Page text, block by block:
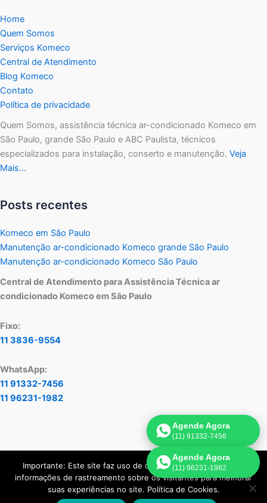
o
k
Home
Quem Somos
Serviços Komeco
Central de Atendimento
Blog Komeco
Contato
Política de privacidade
Quem Somos, assistência técnica ar-condicionado Komeco em
São Paulo, grande São Paulo e ABC Paulista, técnicos
especializados para instalação, conserto e manutenção. Veja
Mais…
Posts recentes
Komeco em São Paulo
Manutenção ar-condicionado Komeco grande São Paulo
Manutenção ar-condicionado Komeco São Paulo
Central de Atendimento para Assistência Técnica ar
condicionado Komeco em São Paulo
Fixo:
11 3836-9554
WhatsApp:
11 91332-7456
11 96231-1982
Copyright © 2026 Assistência Técnica Ar-Condicionado Komeco
| Criado porVisão de Mercado.
Agende Agora
(11) 91332-7456
Agende Agora
(11) 96231-1982
Importante: Este site faz uso de cookies que podem conter
informações de rastreamento sobre os visitantes para melhorar
suas experiências no site. Política de Cookies.